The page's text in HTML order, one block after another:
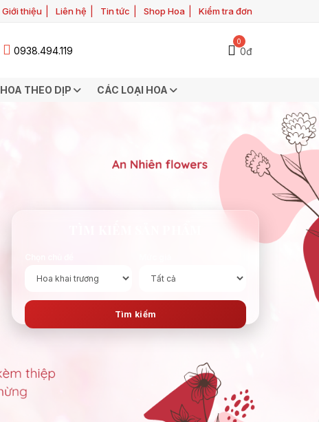
Giới thiệu Liên hệ Tin tức Shop Hoa Kiểm tra đơn
0938.494.119
0
0đ
HOA THEO DỊP CÁC LOẠI HOA
Tìm kiếm